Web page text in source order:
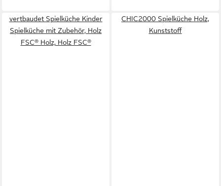
vertbaudet Spielküche Kinder
Spielküche mit Zubehör, Holz
FSC® Holz, Holz FSC®
CHIC2000 Spielküche Holz,
Kunststoff